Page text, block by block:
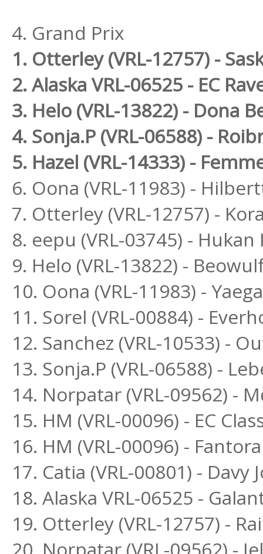
4. Grand Prix
1. Otterley (VRL-12757) -
2. Alaska VRL-06525 - EC
3. Helo (VRL-13822) - Dona
4. Sonja.P (VRL-06588) -
5. Hazel (VRL-14333) -
6. Oona (VRL-11983) -
7. Otterley (VRL-12757) -
8. eepu (VRL-03745) -
9. Helo (VRL-13822) -
10. Oona (VRL-11983) -
11. Sorel (VRL-00884) -
12. Sanchez (VRL-10533) -
13. Sonja.P (VRL-06588) -
14. Norpatar (VRL-09562) -
15. HM (VRL-00096) - EC
16. HM (VRL-00096) -
17. Catia (VRL-00801) - Davy
18. Alaska VRL-06525 -
19. Otterley (VRL-12757) -